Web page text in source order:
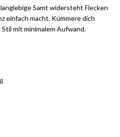
Samt widersteht Flecken
einfach macht. Kümmere dich
mit minimalem Aufwand.